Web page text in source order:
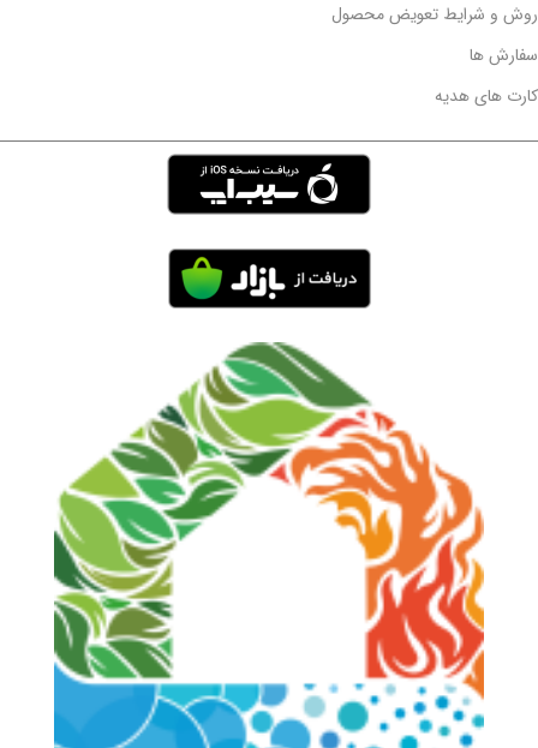
روش و شرایط تعویض محصول
سفارش ها
کارت های هدیه